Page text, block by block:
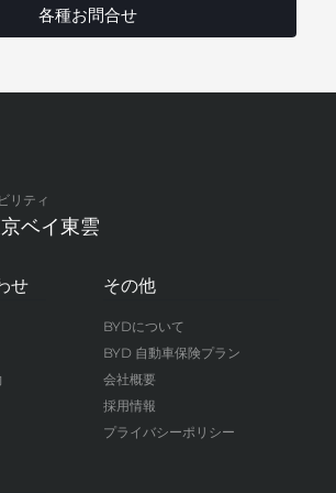
各種お問合せ
リティ
ベイ東雲
せ その他
BYDについて
BYD 自動車保険プラン
会社概要
採用情報
プライバシーポリシー